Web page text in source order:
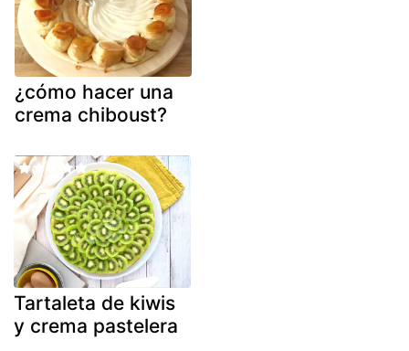
¿cómo hacer una
crema chiboust?
Tartaleta de kiwis
y crema pastelera